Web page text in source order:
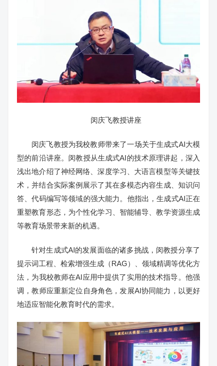
闵庆飞教授讲座
闵庆飞教授为我校教师带来了一场关于生成式AI大模
型的前沿讲座。闵教授从生成式AI的技术原理讲起，深入
浅出地介绍了神经网络、深度学习、大语言模型等关键技
术，并结合实际案例展示了其在多模态内容生成、知识问
答、代码编写等领域的强大能力。他指出，生成式AI正在
重塑教育形态，为个性化学习、智能辅导、教学资源生成
等教育场景带来新的机遇。
针对生成式AI的发展面临的诸多挑战，闵教授分享了
提示词工程、检索增强生成（RAG）、领域精调等优化方
法，为我校教师在AI应用中提供了实用的技术指导。他强
调，教师应重新定位自身角色，发展AI协同能力，以更好
地适应智能化教育时代的需求。